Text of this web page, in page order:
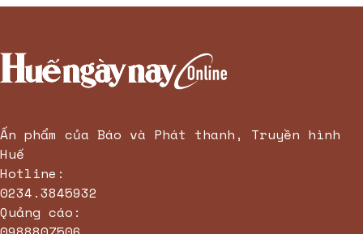
Blog du lịchGhiền Sài Gòn
Gigago eSIM du lịch quốc tế
ghiền sài gòn
Ấn phẩm của Báo và Phát thanh, Truyền hình
Huế
Hotline:
0234.3845932
Quảng cáo: